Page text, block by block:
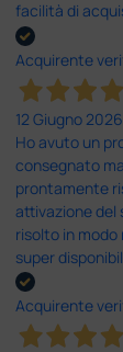
facilità di
Acquirente
12 Giugno 2026
Ho avuto un
consegnato
prontamente
attivazione del
risolto in
super
Acquirente